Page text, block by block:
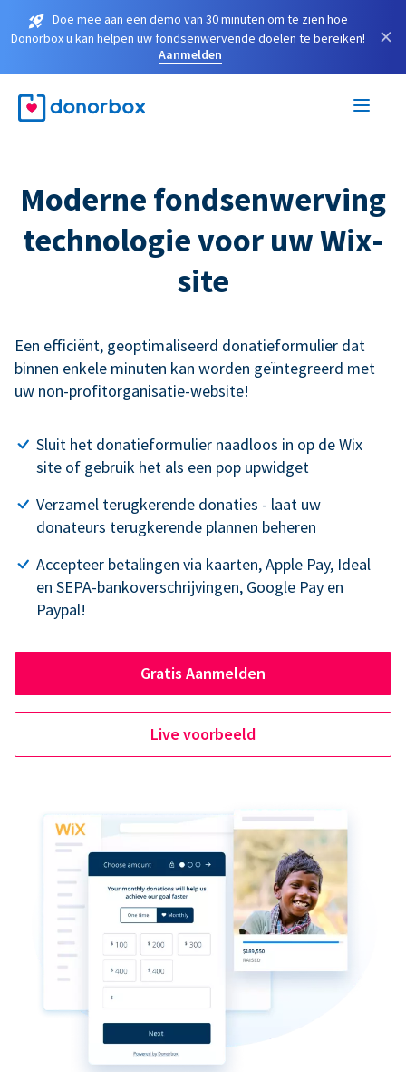
Doe mee aan een demo van 30 minuten om te zien hoe
Donorbox u kan helpen uw fondsenwervende doelen te bereiken!
Aanmelden
×
Moderne fondsenwerving
technologie voor uw Wix-
site
Een efficiënt, geoptimaliseerd donatieformulier dat
binnen enkele minuten kan worden geïntegreerd met
uw non-profitorganisatie-website!
Sluit het donatieformulier naadloos in op de Wix
site of gebruik het als een pop upwidget
Verzamel terugkerende donaties - laat uw
donateurs terugkerende plannen beheren
Accepteer betalingen via kaarten, Apple Pay, Ideal
en SEPA-bankoverschrijvingen, Google Pay en
Paypal!
Gratis Aanmelden
Live voorbeeld